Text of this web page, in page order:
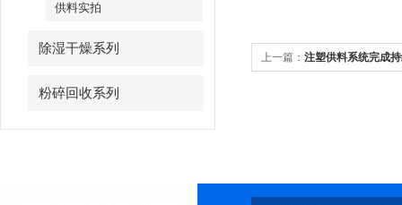
供料实拍
除湿干燥系列
粉碎回收系列
上一篇： 注塑供料系统完成